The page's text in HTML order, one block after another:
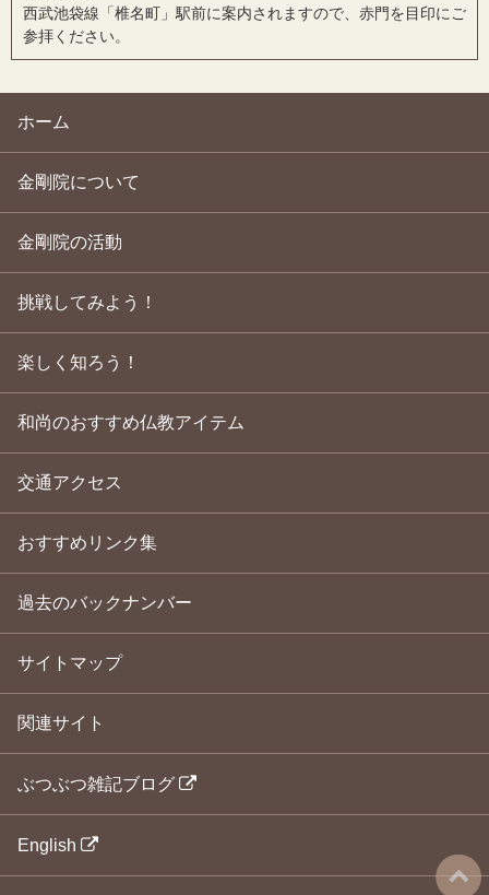
西武池袋線「椎名町」駅前に案内されますので、赤門を目印にご
参拝ください。
ホーム
金剛院について
金剛院の活動
挑戦してみよう！
楽しく知ろう！
和尚のおすすめ仏教アイテム
交通アクセス
おすすめリンク集
過去のバックナンバー
サイトマップ
関連サイト
ぶつぶつ雑記ブログ
English